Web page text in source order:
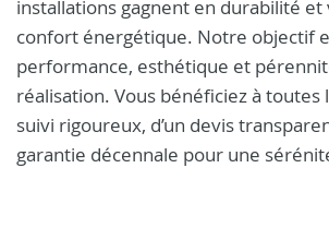
installations gagnent en durabilité
confort énergétique. Notre objectif
performance, esthétique et
réalisation. Vous bénéficiez à toutes
suivi rigoureux, d’un devis
garantie décennale pour une